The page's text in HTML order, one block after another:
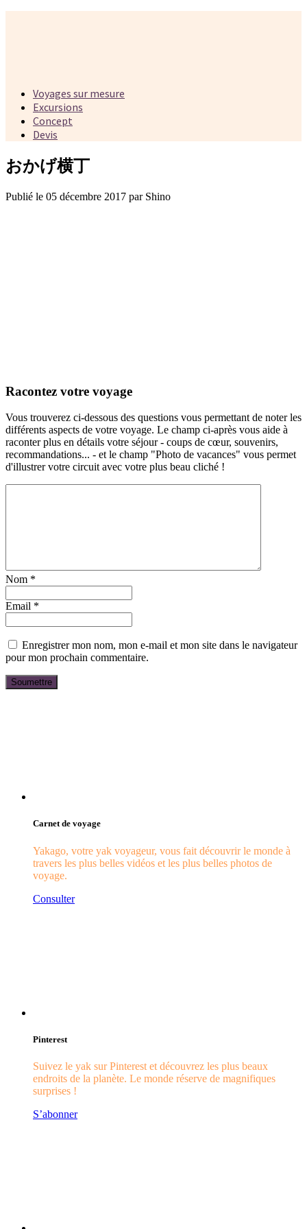
Voyages sur mesure
Excursions
Concept
Devis
おかげ横丁
Publié le 05 décembre 2017 par Shino
Racontez votre voyage
Vous trouverez ci-dessous des questions vous permettant de noter les
différents aspects de votre voyage. Le champ ci-après vous aide à
raconter plus en détails votre séjour - coups de cœur, souvenirs,
recommandations... - et le champ "Photo de vacances" vous permet
d'illustrer votre circuit avec votre plus beau cliché !
Nom *
Email *
Enregistrer mon nom, mon e-mail et mon site dans le navigateur
pour mon prochain commentaire.
Carnet de voyage
Yakago, votre yak voyageur, vous fait découvrir le monde à
travers les plus belles vidéos et les plus belles photos de
voyage.
Consulter
Pinterest
Suivez le yak sur Pinterest et découvrez les plus beaux
endroits de la planète. Le monde réserve de magnifiques
surprises !
S’abonner